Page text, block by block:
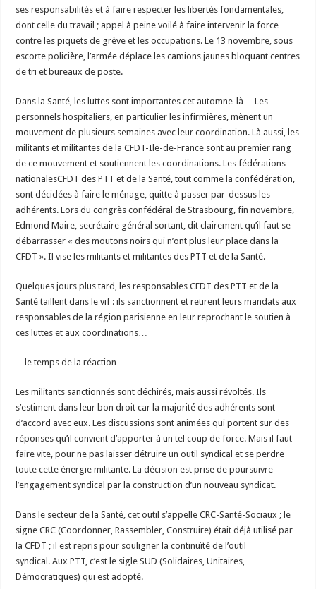
ses responsabilités et à faire respecter les libertés fondamentales,
dont celle du travail ; appel à peine voilé à faire intervenir la force
contre les piquets de grève et les occupations. Le 13 novembre, sous
escorte policière, l’armée déplace les camions jaunes bloquant centres
de tri et bureaux de poste.
Dans la Santé, les luttes sont importantes cet automne-là… Les
personnels hospitaliers, en particulier les infirmières, mènent un
mouvement de plusieurs semaines avec leur coordination. Là aussi, les
militants et militantes de la CFDT-Ile-de-France sont au premier rang
de ce mouvement et soutiennent les coordinations. Les fédérations
nationalesCFDT des PTT et de la Santé, tout comme la confédération,
sont décidées à faire le ménage, quitte à passer par-dessus les
adhérents. Lors du congrès confédéral de Strasbourg, fin novembre,
Edmond Maire, secrétaire général sortant, dit clairement qu’il faut se
débarrasser « des moutons noirs qui n’ont plus leur place dans la
CFDT ». Il vise les militants et militantes des PTT et de la Santé.
Quelques jours plus tard, les responsables CFDT des PTT et de la
Santé taillent dans le vif : ils sanctionnent et retirent leurs mandats aux
responsables de la région parisienne en leur reprochant le soutien à
ces luttes et aux coordinations…
…le temps de la réaction
Les militants sanctionnés sont déchirés, mais aussi révoltés. Ils
s’estiment dans leur bon droit car la majorité des adhérents sont
d’accord avec eux. Les discussions sont animées qui portent sur des
réponses qu’il convient d’apporter à un tel coup de force. Mais il faut
faire vite, pour ne pas laisser détruire un outil syndical et se perdre
toute cette énergie militante. La décision est prise de poursuivre
l’engagement syndical par la construction d’un nouveau syndicat.
Dans le secteur de la Santé, cet outil s’appelle CRC-Santé-Sociaux ; le
signe CRC (Coordonner, Rassembler, Construire) était déjà utilisé par
la CFDT ; il est repris pour souligner la continuïté de l’outil
syndical. Aux PTT, c’est le sigle SUD (Solidaires, Unitaires,
Démocratiques) qui est adopté.